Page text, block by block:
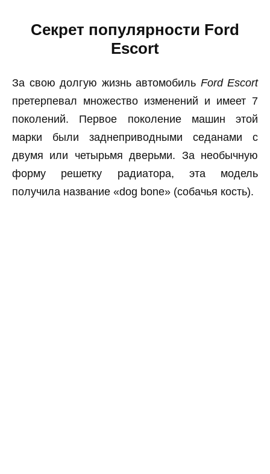
Секрет популярности Ford
Escort
За свою долгую жизнь автомобиль Ford Escort
претерпевал множество изменений и имеет 7
поколений. Первое поколение машин этой
марки были заднеприводными седанами с
двумя или четырьмя дверьми. За необычную
форму решетку радиатора, эта модель
получила название «dog bone» (собачья кость).